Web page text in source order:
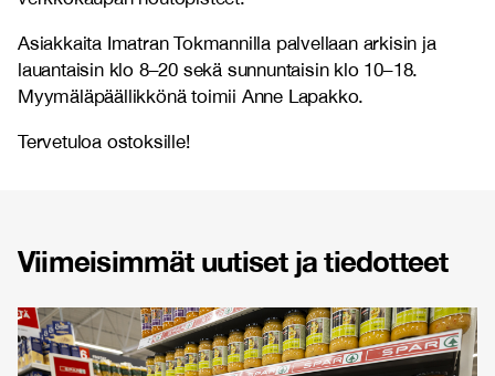
Asiakkaita Imatran Tokmannilla palvellaan arkisin ja
lauantaisin klo 8–20 sekä sunnuntaisin klo 10–18.
Myymäläpäällikkönä toimii Anne Lapakko.
Tervetuloa ostoksille!
Viimeisimmät uutiset ja tiedotteet